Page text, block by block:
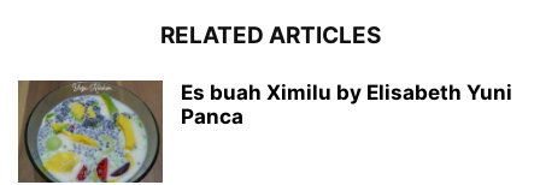
RELATED ARTICLES
Es buah Ximilu by Elisabeth Yuni
Panca